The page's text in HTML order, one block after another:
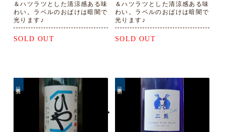
＆ハツラツとした清涼感ある味
わい。ラベルのおばけは暗闇で
光ります♪
SOLD OUT
＆ハツラツとした清涼感ある味
わい。ラベルのおばけは暗闇で
光ります♪
SOLD OUT